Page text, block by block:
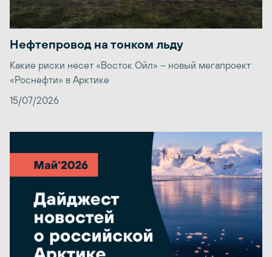
Нефтепровод на тонком льду
Какие риски несет «Восток Ойл» – новый мегапроект
«Роснефти» в Арктике
15/07/2026